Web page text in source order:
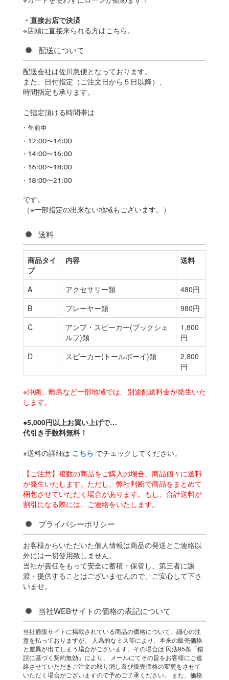
・直接お店で決済
※店頭に直接来られる方はこちら。
配送について
配送会社は佐川急便となっております。
また、日付指定（ご注文日から５日以降）、
時間指定も承ります。
ご指定頂ける時間帯は
です。
（※一部指定の出来ない地域もございます。）
送料
商品タイ
プ
内容 送料
A アクセサリー類
480円
B
プレーヤー類
980円
C
アンプ・スピーカー(ブックシェ
ルフ)類
1,800
円
D
スピーカー(トールボーイ)類
2,800
円
※沖縄、離島など一部地域では、別途配送料金が発生いた
します。
●5,000円以上お買い上げで…
代引き手数料無料！
※送料の詳細は こちら でチェックしてください。
【ご注意】複数の商品をご購入の場合、商品個々に送料
が発生いたします。ただし、弊社判断で商品をまとめて
梱包させていただく場合があります。もし、合計送料が
割引になる際には、ご連絡をいたします。
プライバシーポリシー
お客様からいただいた個人情報は商品の発送とご連絡以
外には一切使用致しません。
当社が責任をもって安全に蓄積・保管し、第三者に譲
渡・提供することはございませんので、ご安心して下さ
いませ。
当社WEBサイトの価格の表記について
当社通販サイトに掲載されている商品の価格について、細心の注
意を払っておりますが、 人為的なミス等により、本来の販売価格
と差異が出てしまう場合がございます。その場合は 民法95条「錯
誤に基づく契約無効」により、 メールにてその旨をお客様にご連
絡させていただきご注文の取り消し及び販売価格の変更をさせて
いただく場合がございますので予めご了承ください。 また、価格